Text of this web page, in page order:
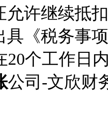
允许继续抵
具《税务事
个工作日
公司-文欣财